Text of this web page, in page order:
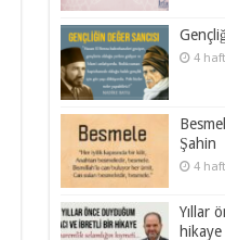
4
Şahin
4
Yıllar
hikaye